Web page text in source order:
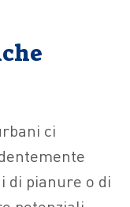
ci
di pianure o di